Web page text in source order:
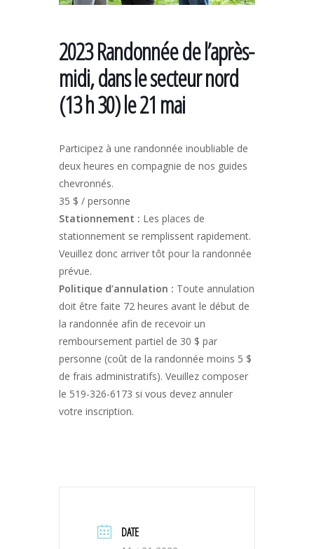
2023 Randonnée de l’après-
midi, dans le secteur nord
(13 h 30) le 21 mai
Participez à une randonnée inoubliable de
deux heures en compagnie de nos guides
chevronnés.
35 $ / personne
Stationnement : Les places de
stationnement se remplissent rapidement.
Veuillez donc arriver tôt pour la randonnée
prévue.
Politique d’annulation : Toute annulation
doit être faite 72 heures avant le début de
la randonnée afin de recevoir un
remboursement partiel de 30 $ par
personne (coût de la randonnée moins 5 $
de frais administratifs). Veuillez composer
le 519-326-6173 si vous devez annuler
votre inscription.
DATE